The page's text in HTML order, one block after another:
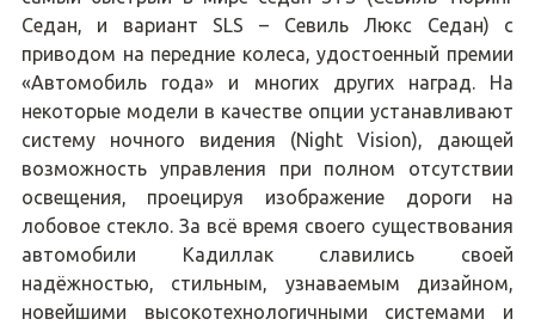
Седан, и вариант SLS – Севиль Люкс Седан) с
приводом на передние колеса, удостоенный премии
«Автомобиль года» и многих других наград. На
некоторые модели в качестве опции устанавливают
систему ночного видения (Night Vision), дающей
возможность управления при полном отсутствии
освещения, проецируя изображение дороги на
лобовое стекло. За всё время своего существования
автомобили Кадиллак славились своей
надёжностью, стильным, узнаваемым дизайном,
новейшими высокотехнологичными системами и